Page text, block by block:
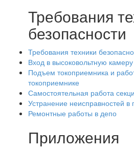
Требования
безопасности
Требования техники
Вход в высоковольтную камеру
Подъем токоприемника и
токоприемнике
Самостоятельная работа
Устранение неисправностей в
Ремонтные работы в депо
Приложения